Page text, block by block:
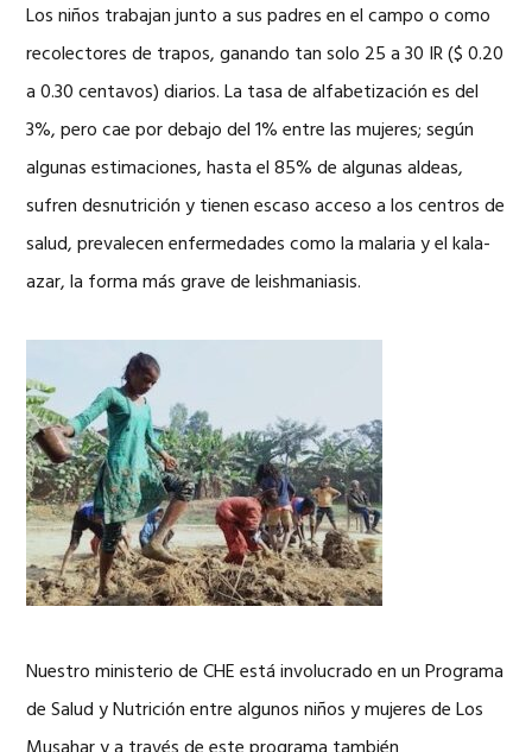
Los niños trabajan junto a sus padres en el campo o como
recolectores de trapos, ganando tan solo 25 a 30 IR ($ 0.20
a 0.30 centavos) diarios. La tasa de alfabetización es del
3%, pero cae por debajo del 1% entre las mujeres; según
algunas estimaciones, hasta el 85% de algunas aldeas,
sufren desnutrición y tienen escaso acceso a los centros de
salud, prevalecen enfermedades como la malaria y el kala-
azar, la forma más grave de leishmaniasis.
Nuestro ministerio de CHE está involucrado en un Programa
de Salud y Nutrición entre algunos niños y mujeres de Los